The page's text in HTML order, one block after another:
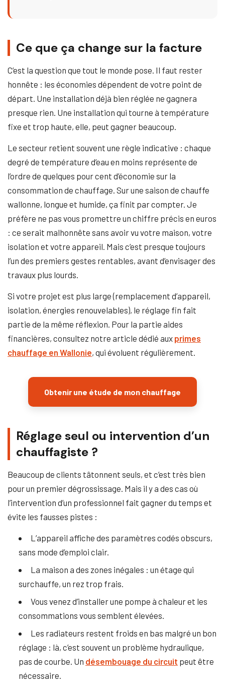
Ce que ça change sur la facture
C’est la question que tout le monde pose. Il faut rester
honnête : les économies dépendent de votre point de
départ. Une installation déjà bien réglée ne gagnera
presque rien. Une installation qui tourne à température
fixe et trop haute, elle, peut gagner beaucoup.
Le secteur retient souvent une règle indicative : chaque
degré de température d’eau en moins représente de
l’ordre de quelques pour cent d’économie sur la
consommation de chauffage. Sur une saison de chauffe
wallonne, longue et humide, ça finit par compter. Je
préfère ne pas vous promettre un chiffre précis en euros
: ce serait malhonnête sans avoir vu votre maison, votre
isolation et votre appareil. Mais c’est presque toujours
l’un des premiers gestes rentables, avant d’envisager des
travaux plus lourds.
Si votre projet est plus large (remplacement d’appareil,
isolation, énergies renouvelables), le réglage fin fait
partie de la même réflexion. Pour la partie aides
financières, consultez notre article dédié aux primes
chauffage en Wallonie, qui évoluent régulièrement.
Obtenir une étude de mon chauffage
Réglage seul ou intervention d’un
chauffagiste ?
Beaucoup de clients tâtonnent seuls, et c’est très bien
pour un premier dégrossissage. Mais il y a des cas où
l’intervention d’un professionnel fait gagner du temps et
évite les fausses pistes :
L’appareil affiche des paramètres codés obscurs,
sans mode d’emploi clair.
La maison a des zones inégales : un étage qui
surchauffe, un rez trop frais.
Vous venez d’installer une pompe à chaleur et les
consommations vous semblent élevées.
Les radiateurs restent froids en bas malgré un bon
réglage : là, c’est souvent un problème hydraulique,
pas de courbe. Un désembouage du circuit peut être
nécessaire.